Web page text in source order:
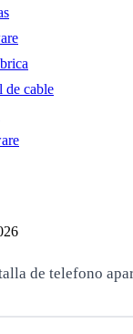
de cable
de telefono